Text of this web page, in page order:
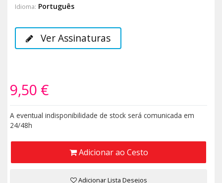
Idioma: Português
Ver Assinaturas
9,50 €
A eventual indisponibilidade de stock será comunicada em
24/48h
Adicionar ao Cesto
Adicionar Lista Desejos